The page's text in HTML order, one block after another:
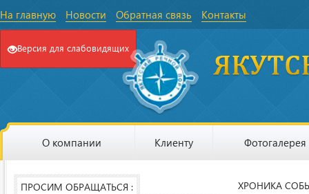
На главную Новости Обратная связь Контакты
Версия для слабовидящих
О компании Клиенту Фотогалерея
ПРОСИМ ОБРАЩАТЬСЯ :
ХРОНИКА